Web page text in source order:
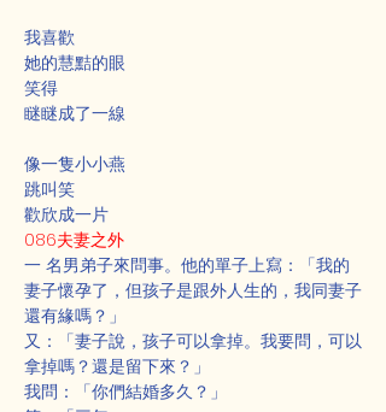
我喜歡
她的慧黠的眼
笑得
瞇瞇成了一線
像一隻小小燕
跳叫笑
歡欣成一片
086夫妻之外
一 名男弟子來問事。他的單子上寫：「我的
妻子懷孕了，但孩子是跟外人生的，我同妻子
還有緣嗎？」
又：「妻子說，孩子可以拿掉。我要問，可以
拿掉嗎？還是留下來？」
我問：「你們結婚多久？」